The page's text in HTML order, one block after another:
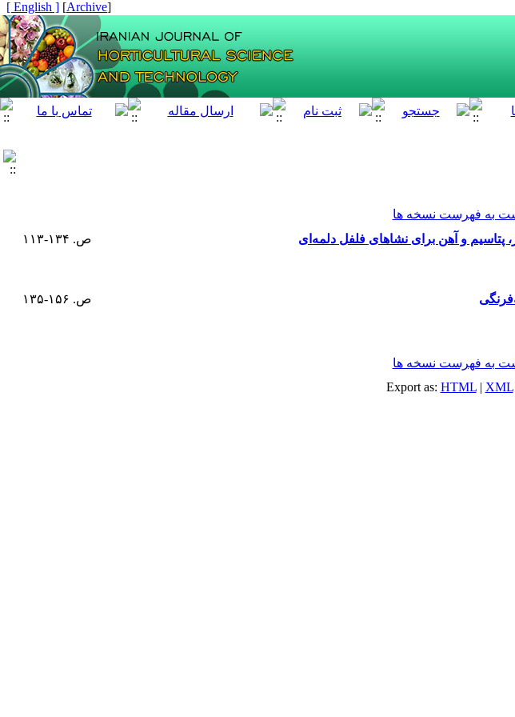
[
Archive
]
[ English ]
به فهرست نسخه ها
پتاسیم و آهن برای نشاهای فلفل دلمه‌ای
ص. ۱۳۴-۱۱۳
ص. ۱۵۶-۱۳۵
به فهرست نسخه ها
Export as: HTML| XML